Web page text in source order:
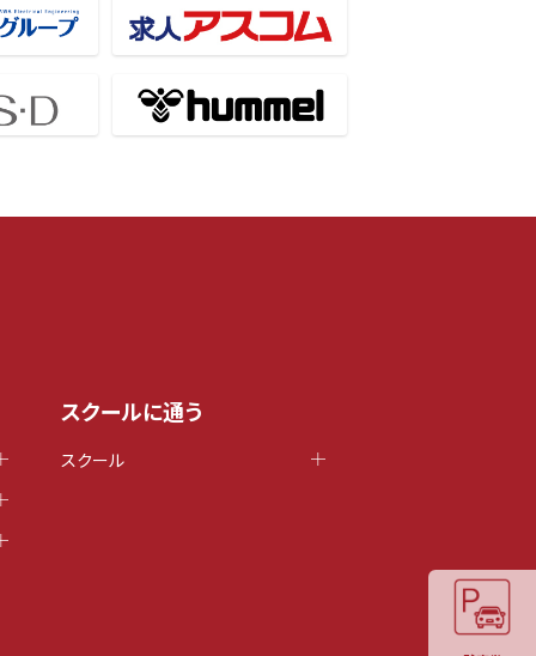
スクールに通う
スクール